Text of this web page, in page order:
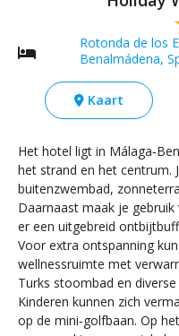
Rotonda de los
Benalmádena,
Kaart
Het hotel ligt in
het strand en het centrum.
buitenzwembad,
Daarnaast maak je
er een uitgebreid
Voor extra ontspanning
wellnessruimte met
Turks stoombad en
Kinderen kunnen zich
op de mini‑golfbaan. Op